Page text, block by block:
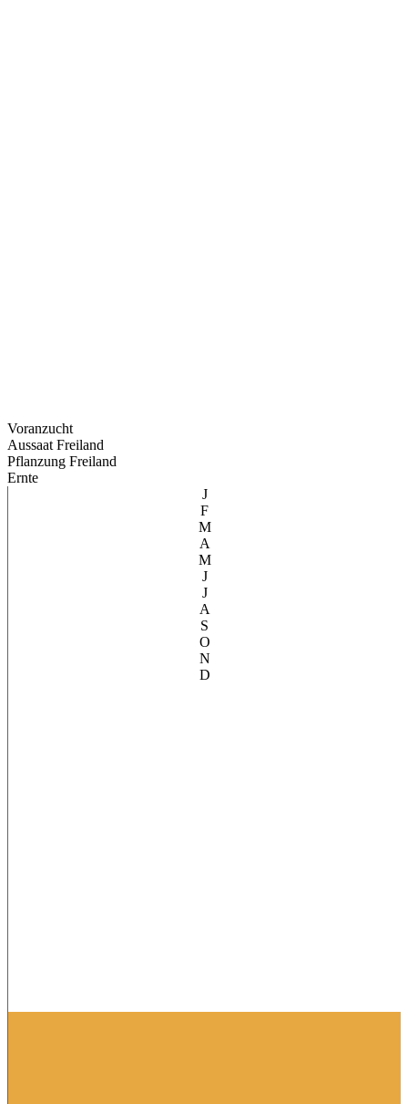
Voranzucht
Aussaat Freiland
Pflanzung Freiland
Ernte
J
F
M
A
M
J
J
A
S
O
N
D